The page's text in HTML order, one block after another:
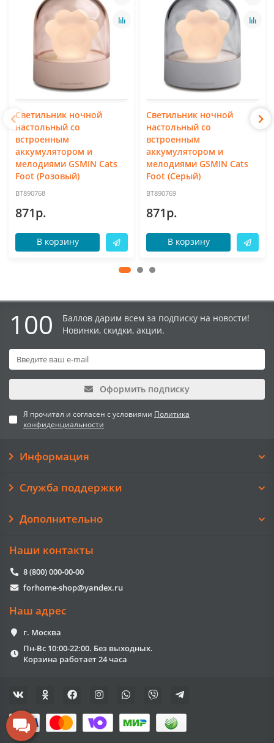
Светильник ночной
настольный со
встроенным
аккумулятором и
мелодиями GSMIN Cats
Foot (Розовый)
BT890768
871р.
В корзину
Светильник ночной
настольный со
встроенным
аккумулятором и
мелодиями GSMIN Cats
Foot (Серый)
BT890769
871р.
В корзину
100
Баллов дарим всем за подписку на новости!
Новинки, скидки, акции.
Оформить подписку
Я прочитал и согласен с условиями Политика
конфиденциальности
Информация
Служба поддержки
Дополнительно
Наши контакты
8 (800) 000-00-00
forhome-shop@yandex.ru
Наш адрес
г. Москва
Пн-Вс 10:00-22:00. Без выходных.
Корзина работает 24 часа